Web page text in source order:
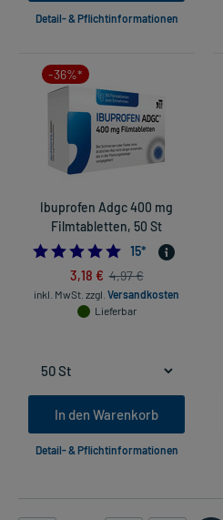
Detail- & Pflichtinformationen
-36%*
Ibuprofen Adgc 400 mg
Filmtabletten, 50 St
4.933333333333334
15*
3,18 € 4,97 €
inkl. MwSt. zzgl. Versandkosten
Lieferbar
In den Warenkorb
Detail- & Pflichtinformationen